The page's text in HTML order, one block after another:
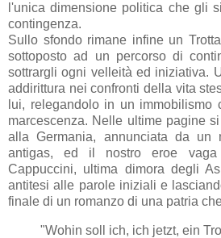
l'unica dimensione politica che gli
contingenza.
Sullo sfondo rimane infine un
sottoposto ad un percorso di
sottrargli ogni velleità ed iniziativa.
addirittura nei confronti della vita
lui, relegandolo in un immobilismo
marcescenza. Nelle ultime pagine
alla Germania, annunciata da un
antigas, ed il nostro eroe
Cappuccini, ultima dimora degli
antitesi alle parole iniziali e
finale di un romanzo di una patria
"Wohin soll ich, ich jetzt, ein